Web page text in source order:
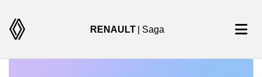
RENAULT | Saga